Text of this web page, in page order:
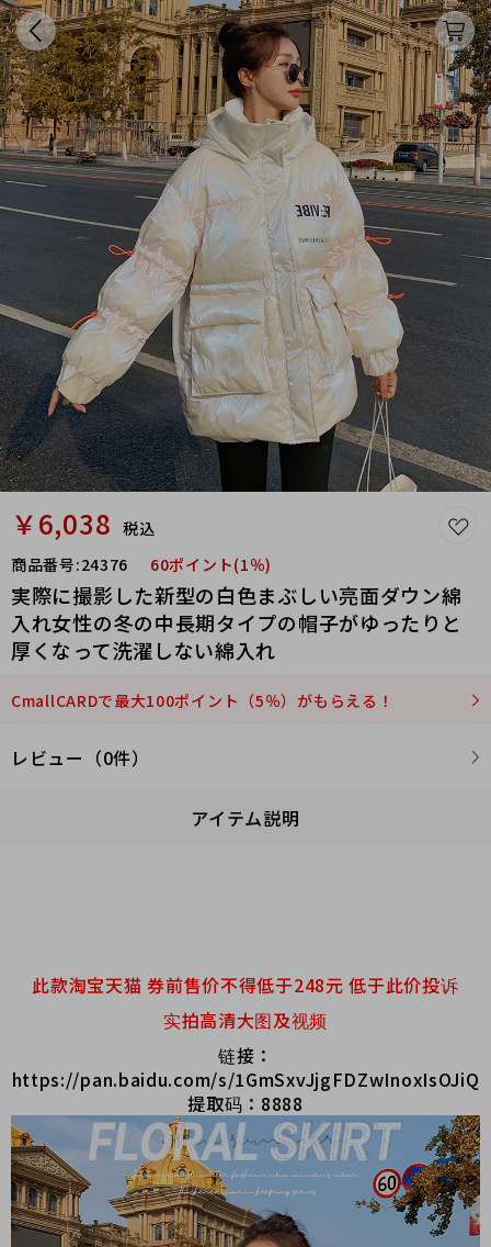
￥6,038 税込
商品番号:24376 60ポイント(1％)
実際に撮影した新型の白色まぶしい亮面ダウン綿
入れ女性の冬の中長期タイプの帽子がゆったりと
厚くなって洗濯しない綿入れ
CmallCARDで最大100ポイント（5％）がもらえる！
レビュー（0件）
アイテム説明
此款淘宝天猫 券前售价不得低于248元 低于此价投诉
实拍高清大图及视频
链接：
https://pan.baidu.com/s/1GmSxvJjgFDZwInoxIsOJiQ
提取码：8888